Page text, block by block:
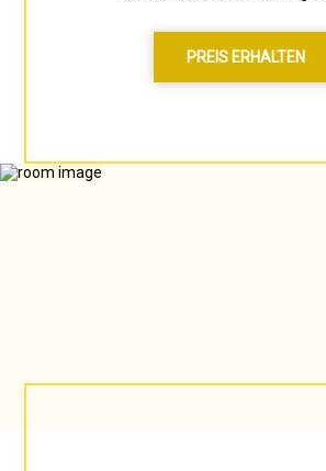
PREIS ERHALTEN